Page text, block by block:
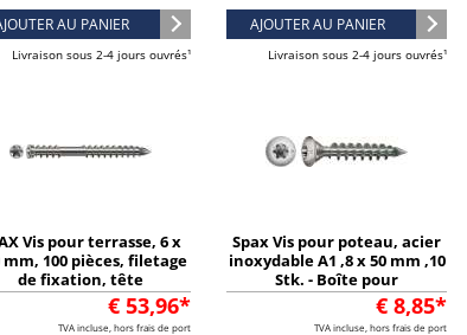
AU PANIER
Livraison sous 2-4 jours ouvrés¹
AJOUTER AU PANIER
Livraison sous 2-4 jours ouvrés¹
Vis pour terrasse, 6 x
mm, 100 pièces, filetage
de fixation, tête
T-STAR plus T25
- 0538000601003€ 53,96*
TVA incluse, hors frais de port
Spax Vis pour poteau, acier
inoxydable A1 ,8 x 50 mm ,10
Stk. - Boîte pour
connecteurs bois€ 8,85*
TVA incluse, hors frais de port